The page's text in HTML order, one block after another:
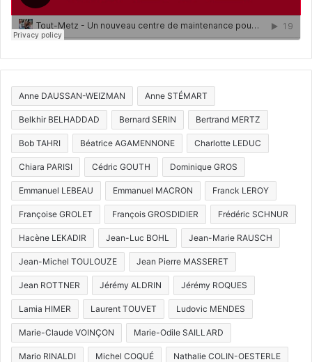
Anne DAUSSAN-WEIZMAN Anne STÉMART
Belkhir BELHADDAD Bernard SERIN Bertrand MERTZ
Bob TAHRI Béatrice AGAMENNONE Charlotte LEDUC
Chiara PARISI Cédric GOUTH Dominique GROS
Emmanuel LEBEAU Emmanuel MACRON Franck LEROY
Françoise GROLET François GROSDIDIER Frédéric SCHNUR
Hacène LEKADIR Jean-Luc BOHL Jean-Marie RAUSCH
Jean-Michel TOULOUZE Jean Pierre MASSERET
Jean ROTTNER Jérémy ALDRIN Jérémy ROQUES
Lamia HIMER Laurent TOUVET Ludovic MENDES
Marie-Claude VOINÇON Marie-Odile SAILLARD
Mario RINALDI Michel COQUÉ Nathalie COLIN-OESTERLE